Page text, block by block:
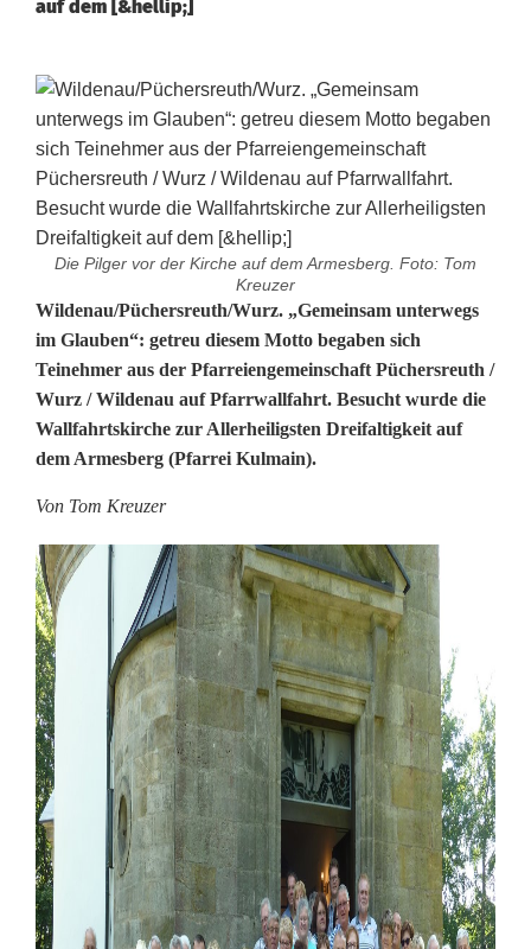
auf dem [&hellip;]
Die Pilger vor der Kirche auf dem Armesberg. Foto: Tom
Kreuzer
P
f
a
r
r
w
a
l
l
f
a
h
r
t
Wildenau/Püchersreuth/Wurz. „Gemeinsam unterwegs
im Glauben“: getreu diesem Motto begaben sich
Teinehmer aus der Pfarreiengemeinschaft Püchersreuth /
Wurz / Wildenau auf Pfarrwallfahrt. Besucht wurde die
Wallfahrtskirche zur Allerheiligsten Dreifaltigkeit auf
dem Armesberg (Pfarrei Kulmain).
Von Tom Kreuzer